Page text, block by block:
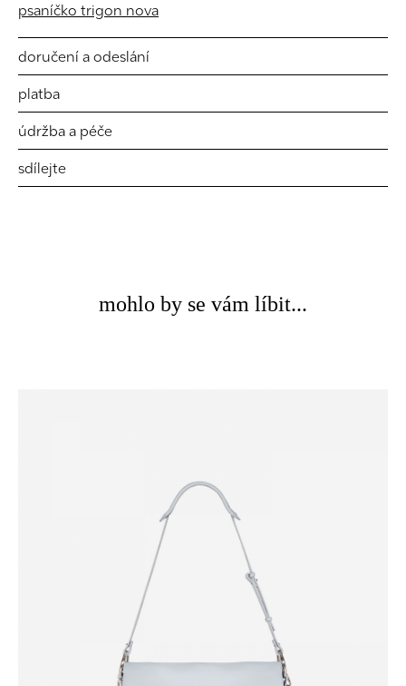
psaníčko trigon nova
doručení a odeslání
platba
údržba a péče
sdílejte
mohlo by se vám líbit...